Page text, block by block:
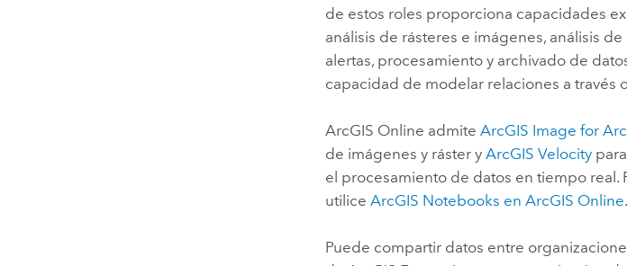
de estos roles proporciona capacidades
análisis de rásteres e imágenes, análisis
alertas, procesamiento y archivado de
capacidad de modelar relaciones a través
ArcGIS Online admiteArcGIS Image for
de imágenes y ráster yArcGIS Velocity
el procesamiento de datos en tiempo real.
utiliceArcGIS Notebooks enArcGIS Online.
Puede compartir datos entre